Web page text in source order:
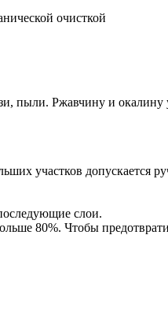
очисткой
пыли. Ржавчину и
участков допускается
слои.
80%. Чтобы